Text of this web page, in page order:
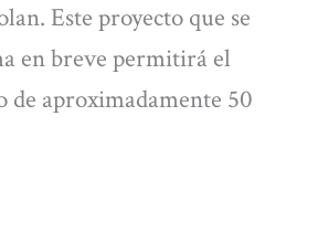
Este proyecto que se
en breve permitirá el
de aproximadamente 50